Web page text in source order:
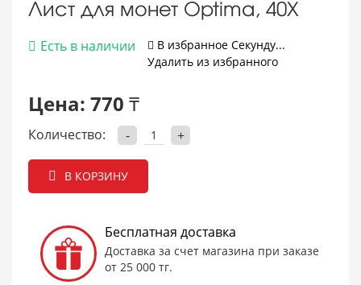
Лист для монет Optima, 40Х
Есть в наличии В избранное Cекунду...
Удалить из избранного
Цена: 770 ₸
Количество: - +
В КОРЗИНУ
Бесплатная доставка
Доставка за счет магазина при заказе
от 25 000 тг.